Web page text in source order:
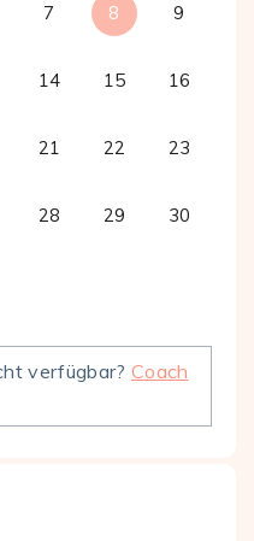
7 8 9
14 15 16
21 22 23
28 29 30
verfügbar? Coach